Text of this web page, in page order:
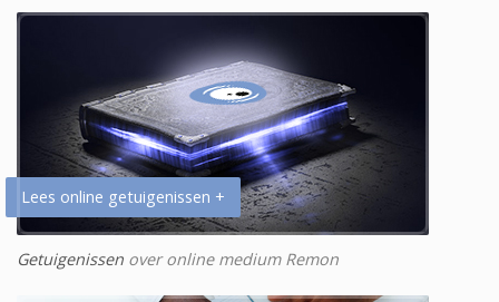
Lees online getuigenissen +
Getuigenissen over online medium Remon